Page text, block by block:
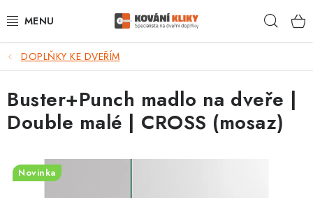
na
VÝPRODEJ - TOP AKCE
BLOG
UŽITEČNÉ RADY
VRÁCENÍ ZBOŽÍ
DOPLŇKY KE DVEŘÍM
Buster+Punch madlo na dveře |
Double malé | CROSS (mosaz)
Novinka